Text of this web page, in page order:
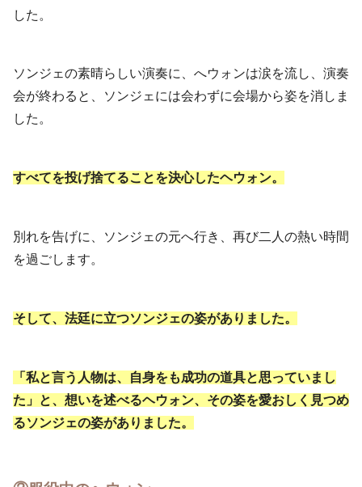
した。
ソンジェの素晴らしい演奏に、へウォンは涙を流し、演奏
会が終わると、ソンジェには会わずに会場から姿を消しま
した。
すべてを投げ捨てることを決心したヘウォン。
別れを告げに、ソンジェの元へ行き、再び二人の熱い時間
を過ごします。
そして、法廷に立つソンジェの姿がありました。
「私と言う人物は、自身をも成功の道具と思っていまし
た」と、想いを述べるヘウォン、その姿を愛おしく見つめ
るソンジェの姿がありました。